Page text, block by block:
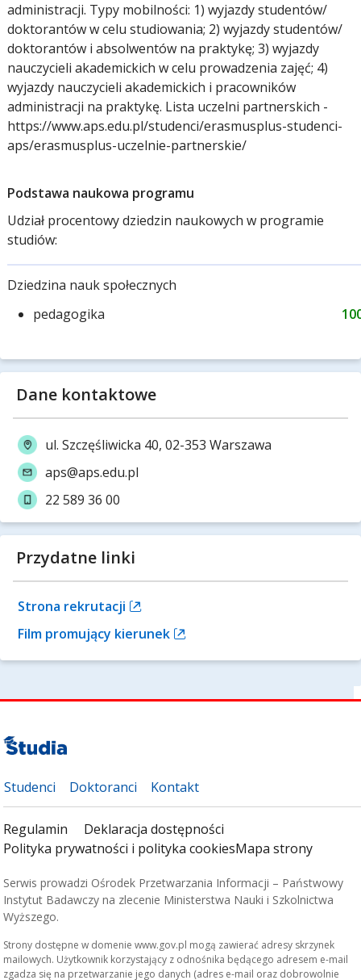
administracji. Typy mobilności: 1) wyjazdy studentów/
doktorantów w celu studiowania; 2) wyjazdy studentów/
doktorantów i absolwentów na praktykę; 3) wyjazdy
nauczycieli akademickich w celu prowadzenia zajęć; 4)
wyjazdy nauczycieli akademickich i pracowników
administracji na praktykę. Lista uczelni partnerskich -
https://www.aps.edu.pl/studenci/erasmusplus-studenci-
aps/erasmusplus-uczelnie-partnerskie/
Podstawa naukowa programu
Udział procentowy dziedzin naukowych w programie
studiów:
Dziedzina nauk społecznych
pedagogika
Dane kontaktowe
ul. Szczęśliwicka 40, 02-353 Warszawa
aps@aps.edu.pl
22 589 36 00
Przydatne linki
Strona rekrutacji
Film promujący kierunek
Studenci Doktoranci Kontakt
Regulamin
Deklaracja dostępności
Polityka prywatności i polityka cookiesMapa strony
Serwis prowadzi Ośrodek Przetwarzania Informacji – Państwowy
Instytut Badawczy na zlecenie Ministerstwa Nauki i Szkolnictwa
Wyższego.
Strony dostępne w domenie www.gov.pl mogą zawierać adresy skrzynek
mailowych. Użytkownik korzystający z odnośnika będącego adresem e-mail
zgadza się na przetwarzanie jego danych (adres e-mail oraz dobrowolnie